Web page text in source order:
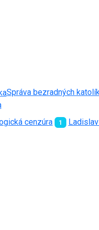
Správa bezradných
cenzúra 1